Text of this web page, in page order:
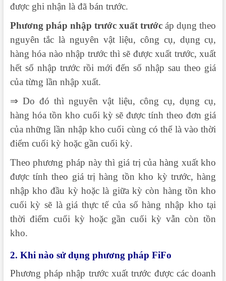
được ghi nhận là đã bán trước.
Phương pháp nhập trước xuất trước áp dụng theo
nguyên tắc là nguyên vật liệu, công cụ, dụng cụ,
hàng hóa nào nhập trước thì sẽ được xuất trước, xuất
hết số nhập trước rồi mới đến số nhập sau theo giá
của từng lần nhập xuất.
⇒ Do đó thì nguyên vật liệu, công cụ, dụng cụ,
hàng hóa tồn kho cuối kỳ sẽ được tính theo đơn giá
của những lần nhập kho cuối cùng có thể là vào thời
điểm cuối kỳ hoặc gần cuối kỳ.
Theo phương pháp này thì giá trị của hàng xuất kho
được tính theo giá trị hàng tồn kho kỳ trước, hàng
nhập kho đầu kỳ hoặc là giữa kỳ còn hàng tồn kho
cuối kỳ sẽ là giá thực tế của số hàng nhập kho tại
thời điểm cuối kỳ hoặc gần cuối kỳ vẫn còn tồn
kho.
2. Khi nào sử dụng phương pháp FiFo
Phương pháp nhập trước xuất trước được các doanh